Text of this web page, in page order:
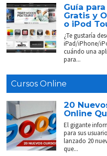
Guía
Gratis y
o iPod
¿Te gustaría
iPad/iPhone/
cuándo una
para...
Cursos Online
20
Online
El gigante
para sus
lanzado 20
que...